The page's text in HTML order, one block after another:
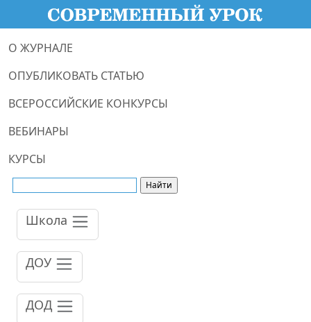
О ЖУРНАЛЕ
ОПУБЛИКОВАТЬ СТАТЬЮ
ВСЕРОССИЙСКИЕ КОНКУРСЫ
ВЕБИНАРЫ
КУРСЫ
Школа
ДОУ
ДОД